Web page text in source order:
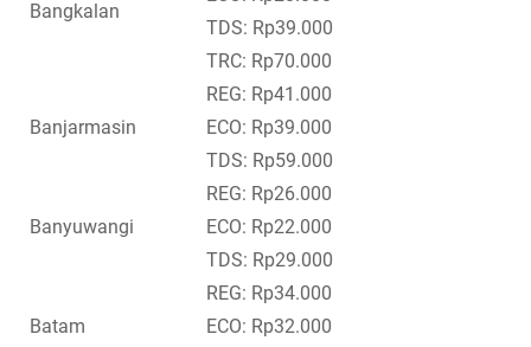
Bangkalan
TDS: Rp39.000
TRC: Rp70.000
Banjarmasin
REG: Rp41.000
ECO: Rp39.000
TDS: Rp59.000
Banyuwangi
REG: Rp26.000
ECO: Rp22.000
TDS: Rp29.000
Batam
REG: Rp34.000
ECO: Rp32.000